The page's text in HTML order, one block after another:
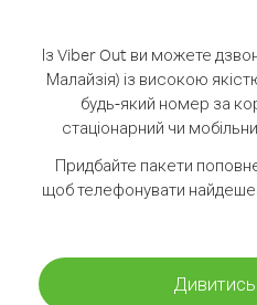
Із Viber Out ви можете
Малайзія) із високою
будь-який номер за
стаціонарний чи
Придбайте пакети
щоб телефонувати